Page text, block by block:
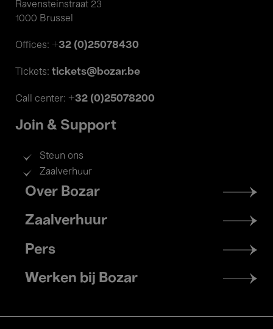
Ravensteinstraat 23
1000 Brussel
Offices: +32 (0)25078430
Tickets: tickets@bozar.be
Call center: +32 (0)25078200
Join & Support
Steun ons
Zaalverhuur
Footer
menu
Over Bozar
Zaalverhuur
Pers
Werken bij Bozar